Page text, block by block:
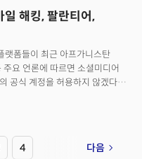
랫의 톰리 창업자는 이날
대한 시장의 후퇴는 장기
에 대한 기대감으로 23일
FTSE 100지수는 0.30% 오른
의 DAX30 지수는 전 거래일
다.
해킹, 팔란티어,
랫폼들이 최근 아프가니스탄
요 언론에 따르면 소셜미디어
공식 계정을 허용하지 않겠다는
허용하는 것이 테러조직으로
치하고 있다”고 밝혔습니다.
하고, 탈레반의 대표 계정을
4 다음